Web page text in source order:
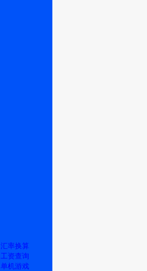
汇率换算
工资查询
单机游戏